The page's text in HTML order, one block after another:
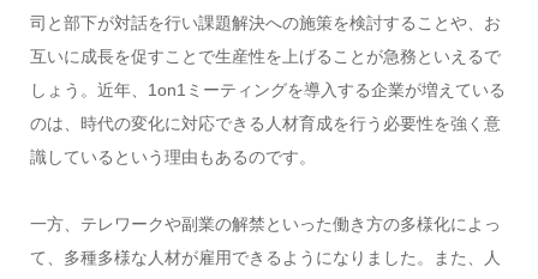
司と部下が対話を行い課題解決への施策を検討することや、お
互いに成長を促すことで生産性を上げることが急務といえるで
しょう。近年、1on1ミーティングを導入する企業が増えている
のは、時代の変化に対応できる人材育成を行う必要性を強く意
識しているという理由もあるのです。
一方、テレワークや副業の解禁といった働き方の多様化によっ
て、多種多様な人材が雇用できるようになりました。また、人